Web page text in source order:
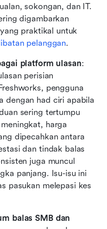
sokongan, dan IT.
digambarkan
praktikal untuk
pelanggan.
platform ulasan:
perisian
pengguna
dengan had ciri apabila
sering tertumpu
harga
dipecahkan antara
dan tindak balas
juga muncul
panjang. Isu-isu ini
pasukan melepasi kes
balas SMB dan